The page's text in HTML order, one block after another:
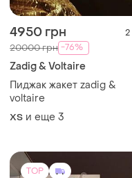
4950 грн 2
20000 грн -76%
Zadig & Voltaire
Пиджак жакет zadig &
voltaire
ХS и еще 3
TOP